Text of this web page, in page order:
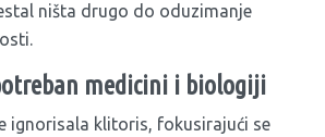
ništa drugo do oduzimanje
medicini i biologiji
ignorisala klitoris, fokusirajući se